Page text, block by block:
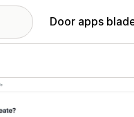
Door apps